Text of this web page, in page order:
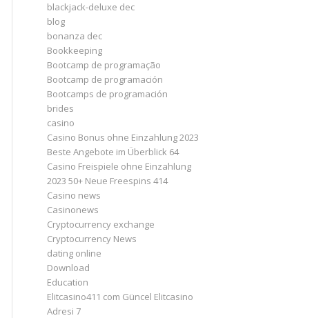
blackjack-deluxe dec
blog
bonanza dec
Bookkeeping
Bootcamp de programação
Bootcamp de programación
Bootcamps de programación
brides
casino
Casino Bonus ohne Einzahlung 2023 ️
Beste Angebote im Überblick 64
Casino Freispiele ohne Einzahlung
2023 50+ Neue Freespins 414
Casino news
Casinonews
Cryptocurrency exchange
Cryptocurrency News
dating online
Download
Education
Elitcasino411 com Güncel Elitcasino
Adresi 7